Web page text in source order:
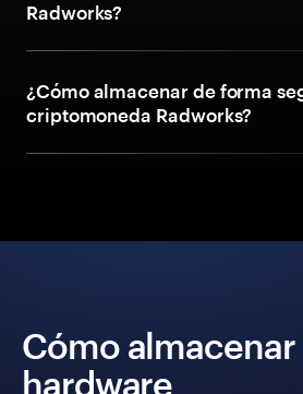
Radworks?
¿Cómo almacenar de forma
criptomoneda Radworks?
Cómo
hardware